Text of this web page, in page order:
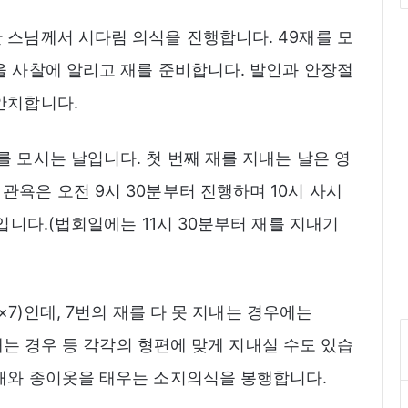
님께서 시다림 의식을 진행합니다. 49재를 모
사찰에 알리고 재를 준비합니다. 발인과 안장절
치합니다.
모시는 날입니다. 첫 번째 재를 지내는 날은 영
욕은 오전 9시 30분부터 진행하며 10시 사시
다.(법회일에는 11시 30분부터 재를 지내기
인데, 7번의 재를 다 못 지내는 경우에는
경우 등 각각의 형편에 맞게 지내실 수도 있습
종이옷을 태우는 소지의식을 봉행합니다.